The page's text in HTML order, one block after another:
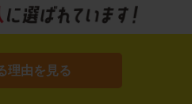
理由を見る